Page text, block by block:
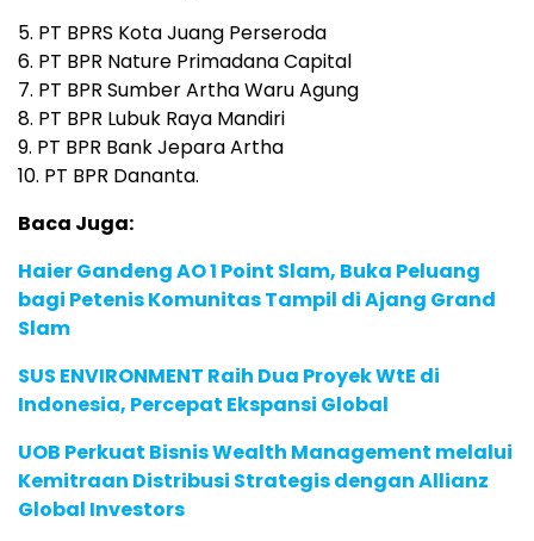
5. PT BPRS Kota Juang Perseroda
6. PT BPR Nature Primadana Capital
7. PT BPR Sumber Artha Waru Agung
8. PT BPR Lubuk Raya Mandiri
9. PT BPR Bank Jepara Artha
10. PT BPR Dananta.
Baca Juga:
Haier Gandeng AO 1 Point Slam, Buka Peluang
bagi Petenis Komunitas Tampil di Ajang Grand
Slam
SUS ENVIRONMENT Raih Dua Proyek WtE di
Indonesia, Percepat Ekspansi Global
UOB Perkuat Bisnis Wealth Management melalui
Kemitraan Distribusi Strategis dengan Allianz
Global Investors